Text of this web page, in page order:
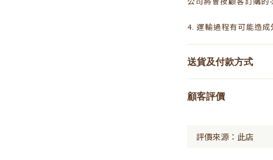
4. 運輸過程有可能造成
送貨及付款方式
顧客評價